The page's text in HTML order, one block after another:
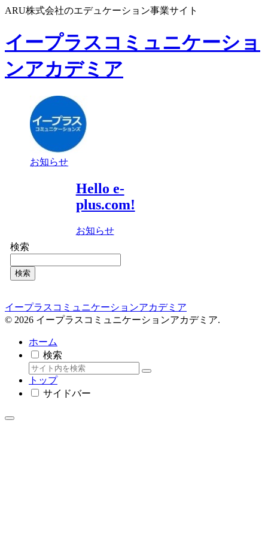
ARU株式会社のエデュケーション事業サイト
イープラスコミュニケーショ
ンアカデミア
お知らせ
Hello e-
plus.com!
お知らせ
検索
検索
イープラスコミュニケーションアカデミア
© 2026 イープラスコミュニケーションアカデミア.
ホーム
検索
トップ
サイドバー